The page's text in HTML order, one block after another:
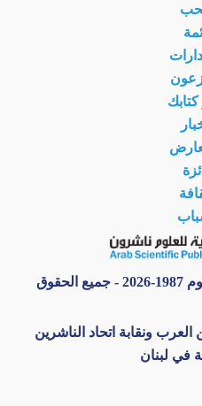
كتابك
الدار العربية للعلوم 1987-2026 - جميع الحقوق
ونقابة اتحاد الناشرين
في لبنان